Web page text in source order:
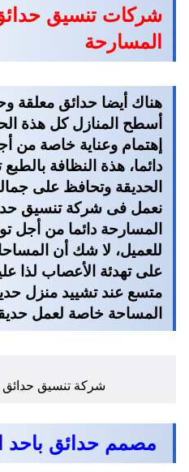
شركات تنسيق
المسارحة
هناك أيضا حدائق معلقة
أسطح المنازل كل هذة
إهتمام وعناية خاصة من
دائما، هذة النظافة
الحديقة وتحافظ على
نعمل فى شركة تنسيق
المسارحة دائما من أجل
للعميل، لا شك أن
على تهدئة الأعصاب لذا
متسع عند تشييد منزل
المساحة خاصة لعمل
شركة تنسيق حدائق
مصمم حدائق باحد